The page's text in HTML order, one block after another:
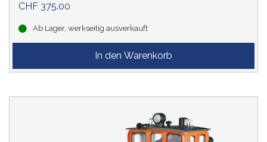
CHF 375.00
Ab Lager, werkseitig ausverkauft